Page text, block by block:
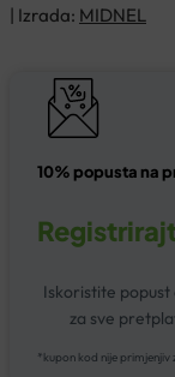
| Izrada: MIDNEL
10% popusta na
Iskoristite popust
za sve
*kupon kod nije primjenjiv